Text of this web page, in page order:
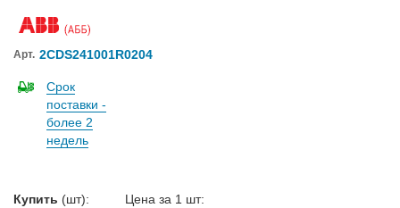
Арт. 2CDS241001R0204
Срок
поставки -
более 2
недель
Купить (шт): Цена за 1 шт: